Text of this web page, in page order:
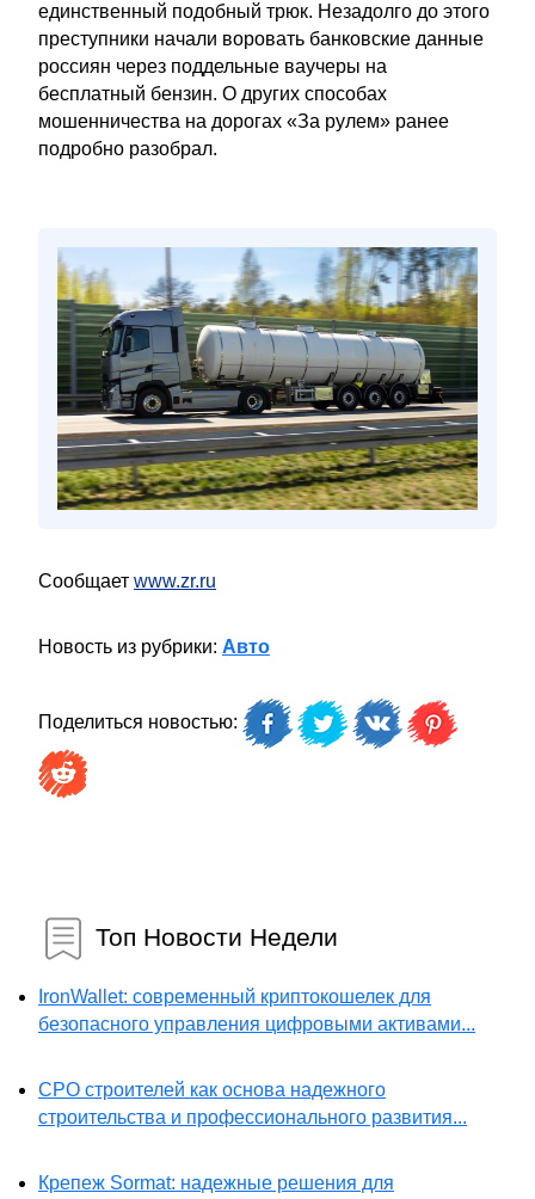
единственный подобный трюк. Незадолго до этого
преступники начали воровать банковские данные
россиян через поддельные ваучеры на
бесплатный бензин. О других способах
мошенничества на дорогах «За рулем» ранее
подробно разобрал.
Сообщает www.zr.ru
Новость из рубрики: Авто
Поделиться новостью:
Топ Новости Недели
IronWallet: современный криптокошелек для
безопасного управления цифровыми активами...
СРО строителей как основа надежного
строительства и профессионального развития...
Крепеж Sormat: надежные решения для